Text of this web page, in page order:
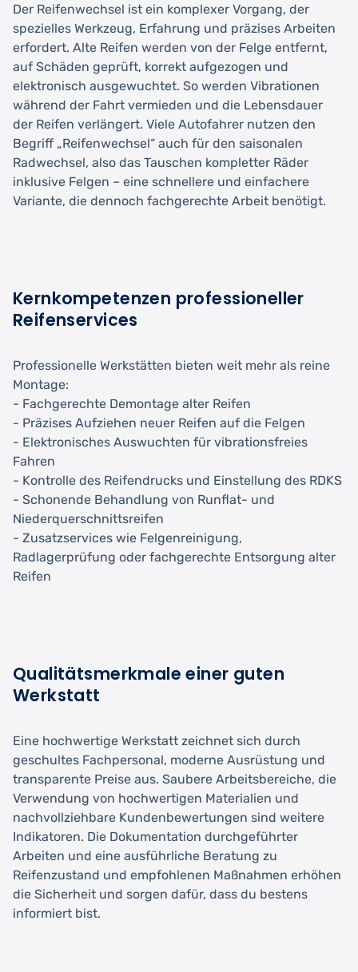
Der Reifenwechsel ist ein komplexer Vorgang, der
spezielles Werkzeug, Erfahrung und präzises Arbeiten
erfordert. Alte Reifen werden von der Felge entfernt,
auf Schäden geprüft, korrekt aufgezogen und
elektronisch ausgewuchtet. So werden Vibrationen
während der Fahrt vermieden und die Lebensdauer
der Reifen verlängert. Viele Autofahrer nutzen den
Begriff „Reifenwechsel“ auch für den saisonalen
Radwechsel, also das Tauschen kompletter Räder
inklusive Felgen – eine schnellere und einfachere
Variante, die dennoch fachgerechte Arbeit benötigt.
Kernkompetenzen professioneller
Reifenservices
Professionelle Werkstätten bieten weit mehr als reine
Montage:
- Fachgerechte Demontage alter Reifen
- Präzises Aufziehen neuer Reifen auf die Felgen
- Elektronisches Auswuchten für vibrationsfreies
Fahren
- Kontrolle des Reifendrucks und Einstellung des RDKS
- Schonende Behandlung von Runflat- und
Niederquerschnittsreifen
- Zusatzservices wie Felgenreinigung,
Radlagerprüfung oder fachgerechte Entsorgung alter
Reifen
Qualitätsmerkmale einer guten
Werkstatt
Eine hochwertige Werkstatt zeichnet sich durch
geschultes Fachpersonal, moderne Ausrüstung und
transparente Preise aus. Saubere Arbeitsbereiche, die
Verwendung von hochwertigen Materialien und
nachvollziehbare Kundenbewertungen sind weitere
Indikatoren. Die Dokumentation durchgeführter
Arbeiten und eine ausführliche Beratung zu
Reifenzustand und empfohlenen Maßnahmen erhöhen
die Sicherheit und sorgen dafür, dass du bestens
informiert bist.